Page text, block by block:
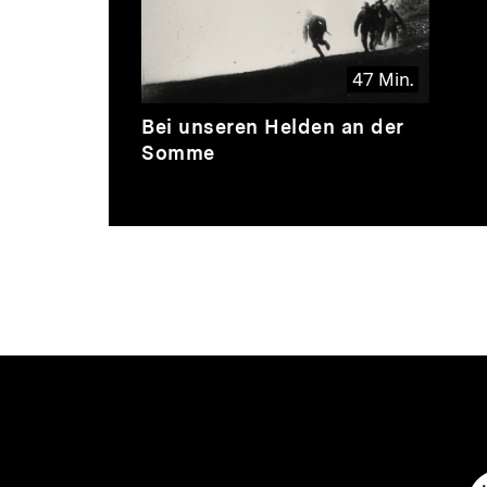
Thematik
47 Min.
Video
Dauer
47
Bei unseren Helden an der
Somme